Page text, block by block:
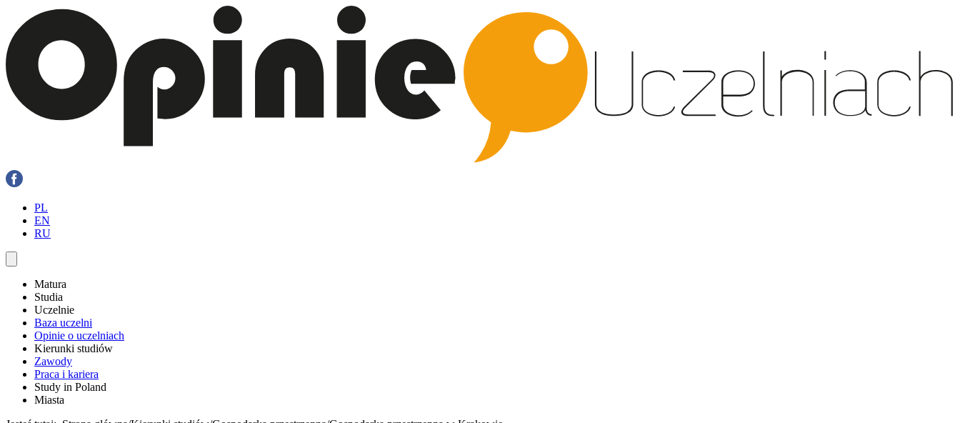
PL
EN
RU
Matura
Studia
Uczelnie
Baza uczelni
Opinie o uczelniach
Kierunki studiów
Zawody
Praca i kariera
Study in Poland
Miasta